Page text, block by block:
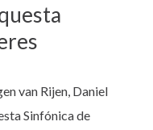
van Rijen, Daniel
Sinfónica de